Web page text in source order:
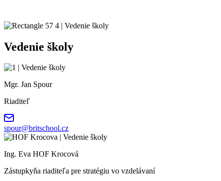
Vedenie školy
Mgr. Jan Spour
Riaditeľ
spour@britschool.cz
Ing. Eva HOF Krocová
Zástupkyňa riaditeľa pre stratégiu vo vzdelávaní